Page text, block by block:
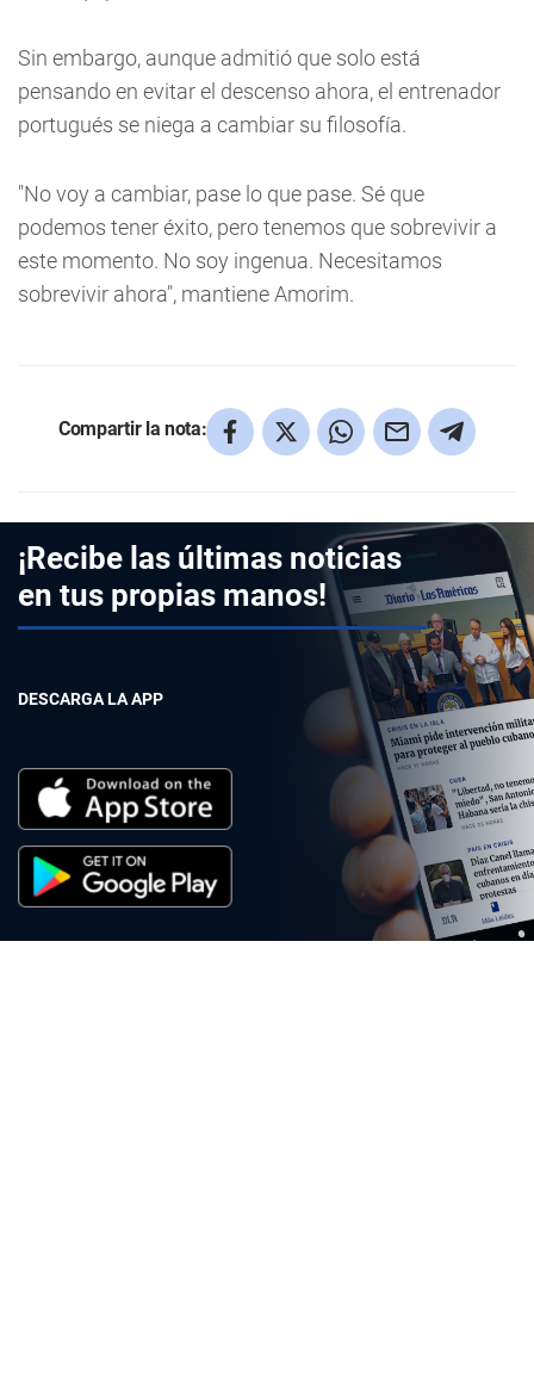
Sin embargo, aunque admitió que solo está
pensando en evitar el descenso ahora, el entrenador
portugués se niega a cambiar su filosofía.
"No voy a cambiar, pase lo que pase. Sé que
podemos tener éxito, pero tenemos que sobrevivir a
este momento. No soy ingenua. Necesitamos
sobrevivir ahora", mantiene Amorim.
Compartir la nota:
¡Recibe las últimas noticias
en tus propias manos!
DESCARGA LA APP